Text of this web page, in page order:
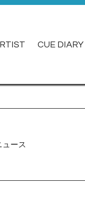
CUE DIARY
ース